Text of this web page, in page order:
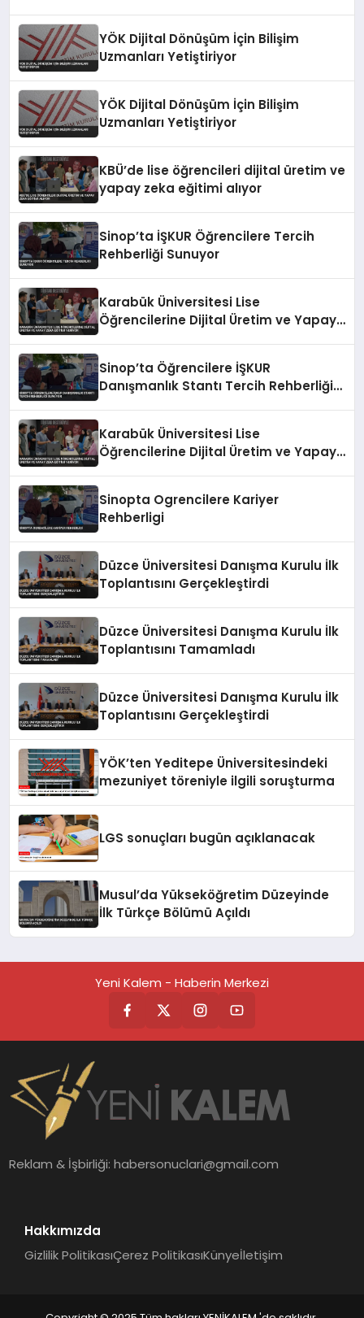
YÖK Dijital Dönüşüm İçin Bilişim
Uzmanları Yetiştiriyor
YÖK Dijital Dönüşüm İçin Bilişim
Uzmanları Yetiştiriyor
KBÜ’de lise öğrencileri dijital üretim ve
yapay zeka eğitimi alıyor
Sinop’ta İŞKUR Öğrencilere Tercih
Rehberliği Sunuyor
Karabük Üniversitesi Lise
Öğrencilerine Dijital Üretim ve Yapay
Sinop’ta Öğrencilere İŞKUR
Danışmanlık Stantı Tercih Rehberliği
Karabük Üniversitesi Lise
Öğrencilerine Dijital Üretim ve Yapay
Sinopta Ogrencilere Kariyer
Rehberligi
Düzce Üniversitesi Danışma Kurulu İlk
Toplantısını Gerçekleştirdi
Düzce Üniversitesi Danışma Kurulu İlk
Toplantısını Tamamladı
Düzce Üniversitesi Danışma Kurulu İlk
Toplantısını Gerçekleştirdi
YÖK’ten Yeditepe Üniversitesindeki
mezuniyet töreniyle ilgili soruşturma
LGS sonuçları bugün açıklanacak
Musul’da Yükseköğretim Düzeyinde
İlk Türkçe Bölümü Açıldı
Yeni Kalem - Haberin Merkezi
Reklam & İşbirliği:habersonuclari@gmail.com
Hakkımızda
Gizlilik PolitikasıÇerez PolitikasıKünyeİletişim